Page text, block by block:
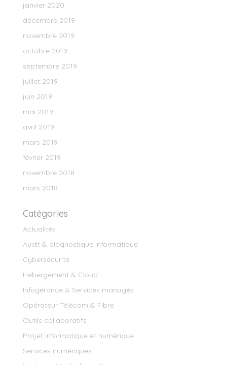
janvier 2020
décembre 2019
novembre 2019
octobre 2019
septembre 2019
juillet 2019
juin 2019
mai 2019
avril 2019
mars 2019
février 2019
novembre 2018
mars 2018
Catégories
Actualités
Audit & diagnostique informatique
Cybersécurité
Hébergement & Cloud
Infogérance & Services managés
Opérateur Télécom & Fibre
Outils collaboratifs
Projet informatique et numérique
Services numériques